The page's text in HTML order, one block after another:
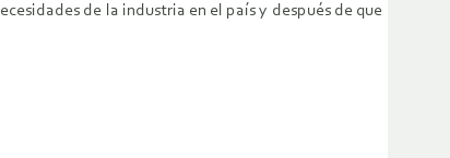
de la industria en el país y después de que